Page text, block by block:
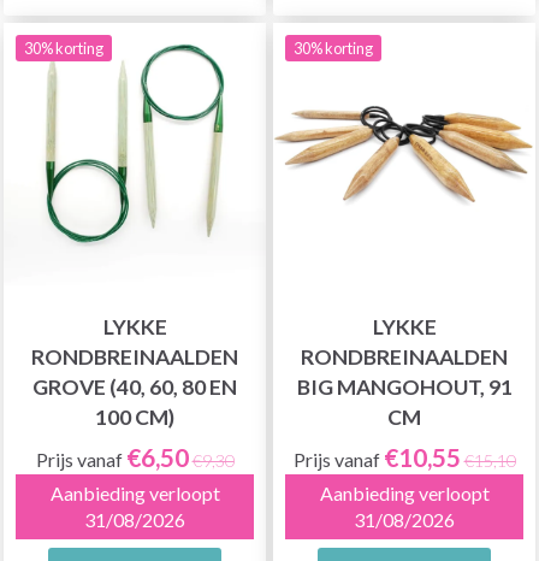
30% korting
LYKKE
RONDBREINAALDEN
GROVE (40, 60, 80 EN
100 CM)
Prijs vanaf €6,50€9,30
Aanbieding verloopt
31/08/2026
30% korting
LYKKE
RONDBREINAALDEN
BIG MANGOHOUT, 91
CM
Prijs vanaf €10,55 €15,10
Aanbieding verloopt
31/08/2026